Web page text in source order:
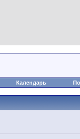
Календарь